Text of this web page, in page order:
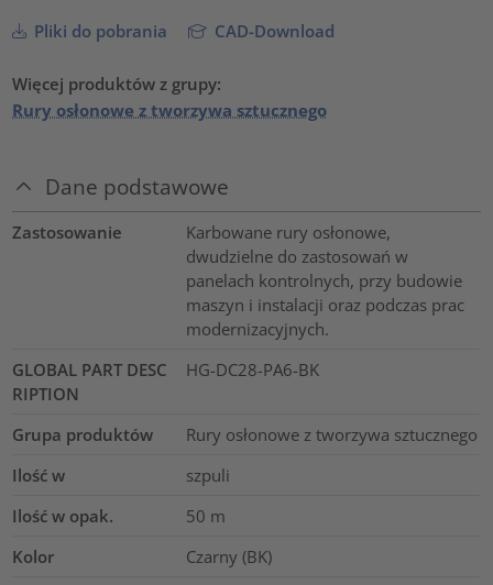
Pliki do pobrania CAD-Download
Więcej produktów z grupy:
Rury osłonowe z tworzywa sztucznego
Dane podstawowe
Zastosowanie
Karbowane rury osłonowe,
dwudzielne do zastosowań w
panelach kontrolnych, przy budowie
maszyn i instalacji oraz podczas prac
modernizacyjnych.
GLOBAL PART DESC
RIPTION
HG-DC28-PA6-BK
Grupa produktów
Rury osłonowe z tworzywa sztucznego
Ilość w
szpuli
Ilość w opak.
50 m
Kolor
Czarny (BK)